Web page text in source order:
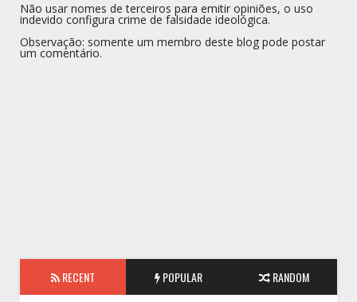
Não usar nomes de terceiros para emitir opiniões, o uso
indevido configura crime de falsidade ideológica.
Observação: somente um membro deste blog pode postar
um comentário.
RECENT POPULAR RANDOM